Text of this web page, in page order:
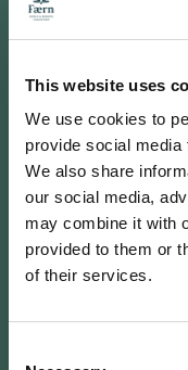
This website uses
We use cookies to
provide social
We also share
our social media,
may combine it with
provided to them or
of their services.
Le sauna, le hammam
Night Spa chaque
Horaires d'ouverture
08 h 30 - 19 h 00
dès 14 h
Hiver : piscine
+41 81 378 86 86